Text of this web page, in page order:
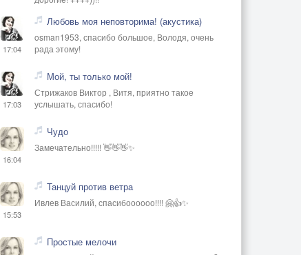
17:04
Любовь моя неповторима! (акустика)
osman1953, спасибо большое, Володя, очень
рада этому!
17:03
Мой, ты только мой!
Стрижаков Виктор , Витя, приятно такое
услышать, спасибо!
16:04
Чудо
Замечательно!!!!! 👋👋👋✨
15:53
Танцуй против ветра
Ивлев Василий, спасибоооооо!!!! 🤗👍✨
Простые мелочи